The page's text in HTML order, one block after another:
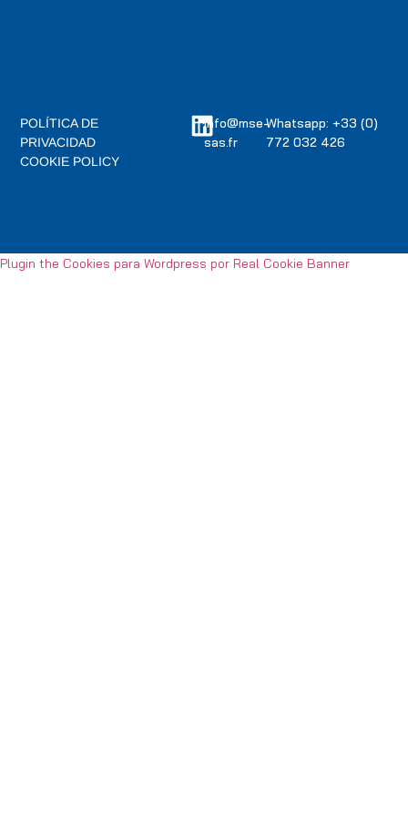
info@mse-
sas.fr
Whatsapp: +33 (0)
772 032 426
POLÍTICA DE
PRIVACIDAD
COOKIE POLICY
Plugin the Cookies para Wordpress por Real Cookie Banner